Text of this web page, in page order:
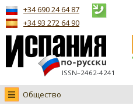
ISSN–2462-4241
+34 690 24 64 87
+34 93 272 64 90
Общество
Новости